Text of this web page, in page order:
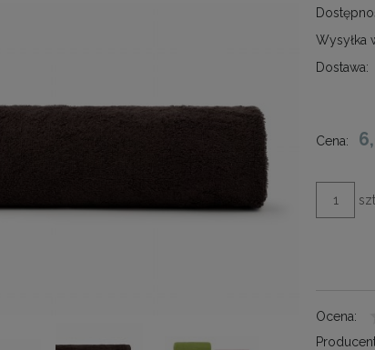
Wysyłka
Dostawa:
Cena:
Ocena: